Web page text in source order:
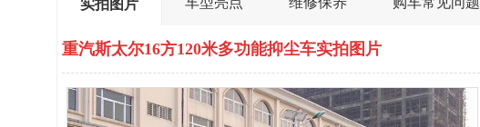
实拍图片
重汽斯太尔16方120米多功能抑尘车实拍图片